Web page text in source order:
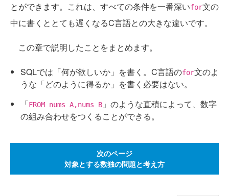
とができます。これは、すべての条件を一番深いfor文の
中に書くととても遅くなるC言語との大きな違いです。
この章で説明したことをまとめます。
SQLでは「何が欲しいか」を書く。C言語のfor文のよ
うな「どのように得るか」を書く必要はない。
「FROM nums A,nums B 」のような直積によって、数字
の組み合わせをつくることができる。
次のページ
対象とする数独の問題と考え方